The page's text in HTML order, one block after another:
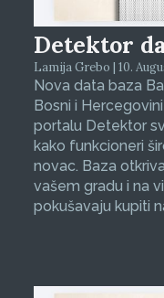
Detektor
Lamija Grebo | 10.
Nova data baza
Bosni i
portalu Detektor
kako funkcioneri
novac. Baza
vašem gradu i na
pokušavaju kupiti